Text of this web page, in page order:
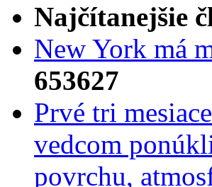
Najčítanejšie
New York má
653627
Prvé tri
vedcom
povrchu,